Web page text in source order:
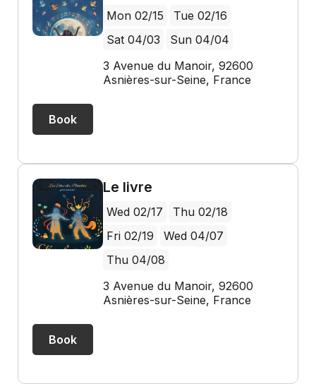
Mon 02/15
Tue 02/16
Sat 04/03
Sun 04/04
3 Avenue du Manoir, 92600
Asnières-sur-Seine, France
Book
Le livre
Wed 02/17
Thu 02/18
Fri 02/19
Wed 04/07
Thu 04/08
3 Avenue du Manoir, 92600
Asnières-sur-Seine, France
Book